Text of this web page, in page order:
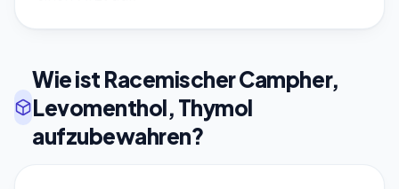
Wie ist Racemischer Campher,
Levomenthol, Thymol
aufzubewahren?